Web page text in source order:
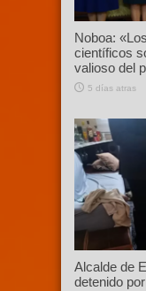
Noboa:
científicos
valioso del
5 días atras
Alcalde de
detenido